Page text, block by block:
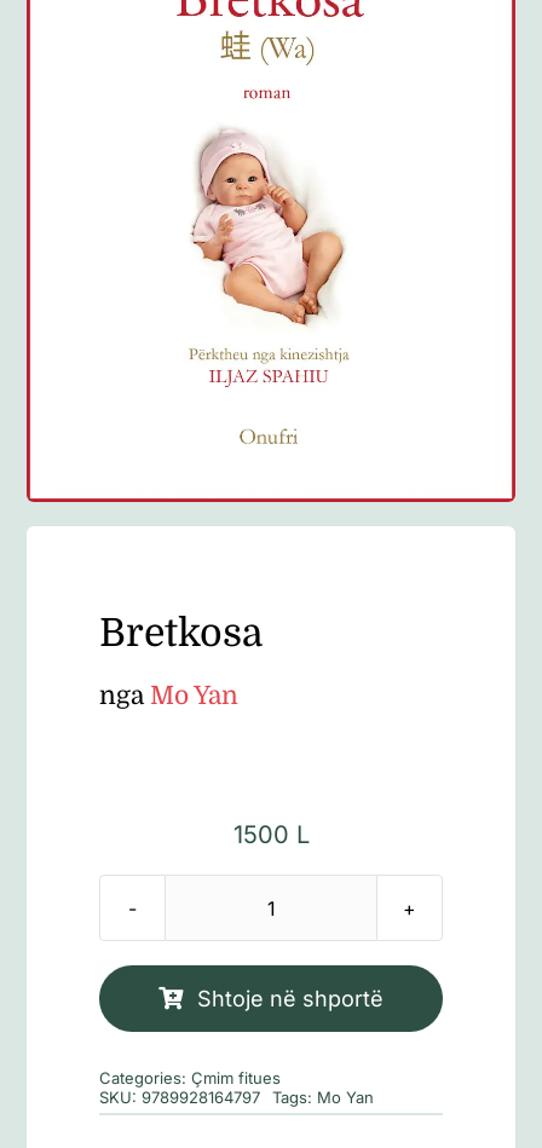
Anglisht
Ditarë
Evente
Blog
Bretkosa
nga Mo Yan
1500 L
Sasi
Shtoje në shportë
Categories:Çmim fitues
SKU:9789928164797 Tags: Mo Yan